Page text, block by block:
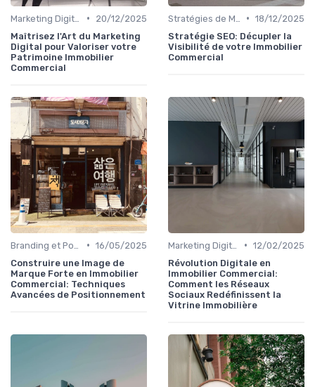
•
20/12/2025
Maîtrisez l'Art du Marketing
Digital pour Valoriser votre
Patrimoine Immobilier
Commercial
• 18/12/2025
Stratégie SEO: Décupler la
Visibilité de votre Immobilier
Commercial
• 16/05/2025
Construire une Image de
Marque Forte en Immobilier
Commercial: Techniques
Avancées de Positionnement
• 12/02/2025
Révolution Digitale en
Immobilier Commercial:
Comment les Réseaux
Sociaux Redéfinissent la
Vitrine Immobilière